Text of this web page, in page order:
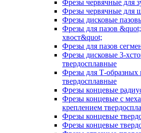
Фрезы червячные для
Фрезы червячные для
Фрезы дисковые
Фрезы для пазов
хвост&quot;
Фрезы для пазов
Фрезы дисковые 3-
твердосплавные
Фрезы для Т-образных
твердосплавные
Фрезы концевые
Фрезы концевые с
креплением
Фрезы концевые
Фрезы концевые